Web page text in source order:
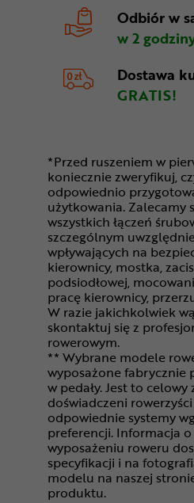
Odbiór w
w 2
Dostawa
GRATIS!
*Przed ruszeniem w
koniecznie zweryfikuj,
odpowiednio
użytkowania. Zalecamy
wszystkich łączeń
szczególnym
wpływających na
kierownicy, mostka,
podsiodłowej,
pracę kierownicy,
W razie jakichkolwiek
skontaktuj się z
rowerowym.
** Wybrane modele
wyposażone fabrycznie
w pedały. Jest to celowy
doświadczeni
odpowiednie systemy
preferencji. Informacja o
wyposażeniu roweru
specyfikacji i na
modelu na naszej
produktu.